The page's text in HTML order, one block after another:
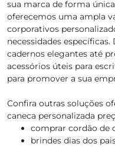
sua marca de forma
oferecemos uma ampla
corporativos
necessidades
cadernos elegantes até
acessórios úteis para
para promover a sua
Confira outras soluções
caneca personalizada
comprar cordão de
brindes dias dos